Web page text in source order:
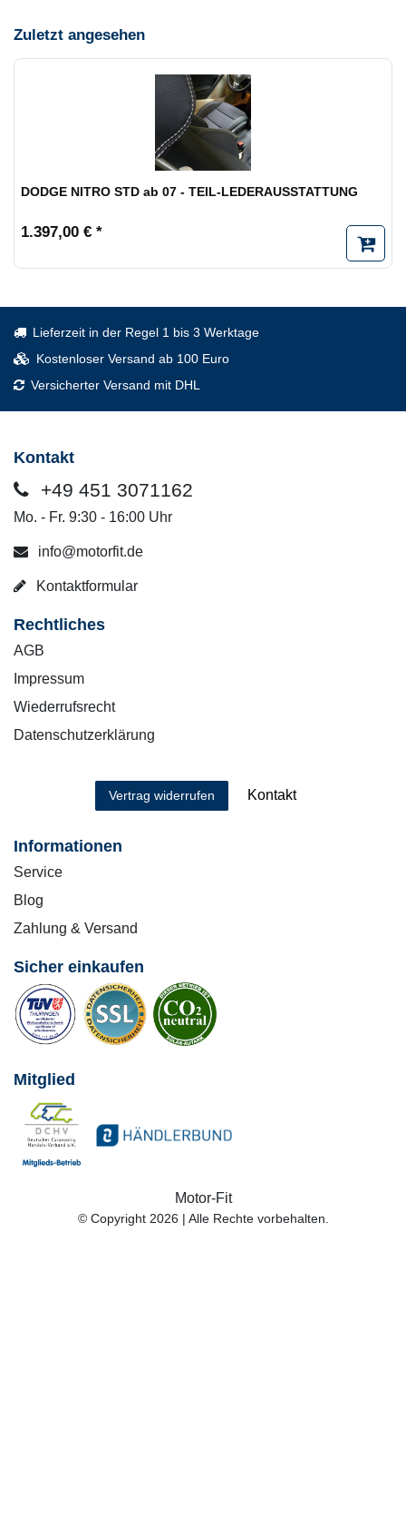
Zuletzt angesehen
DODGE NITRO STD ab 07 - TEIL-LEDERAUSSTATTUNG
1.397,00 € *
Lieferzeit in der Regel 1 bis 3 Werktage
Kostenloser Versand ab 100 Euro
Versicherter Versand mit DHL
Kontakt
+49 451 3071162
Mo. - Fr. 9:30 - 16:00 Uhr
info@motorfit.de
Kontaktformular
Rechtliches
AGB
Impressum
Wiederrufsrecht
Datenschutzerklärung
Vertrag widerrufen Kontakt
Informationen
Service
Blog
Zahlung & Versand
Sicher einkaufen
Mitglied
Motor-Fit
© Copyright 2026 | Alle Rechte vorbehalten.